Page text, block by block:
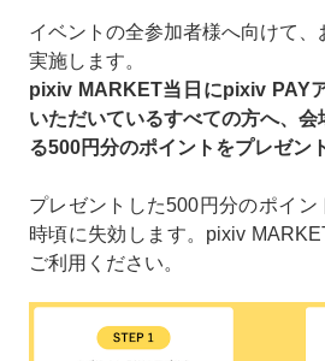
イベントの全参加者様へ向けて、
実施します。
pixiv MARKET当日にpixiv PAY
いただいているすべての方へ、会
る500円分のポイントをプレゼン
プレゼントした500円分のポイ
時頃に失効します。pixiv
ご利用ください。